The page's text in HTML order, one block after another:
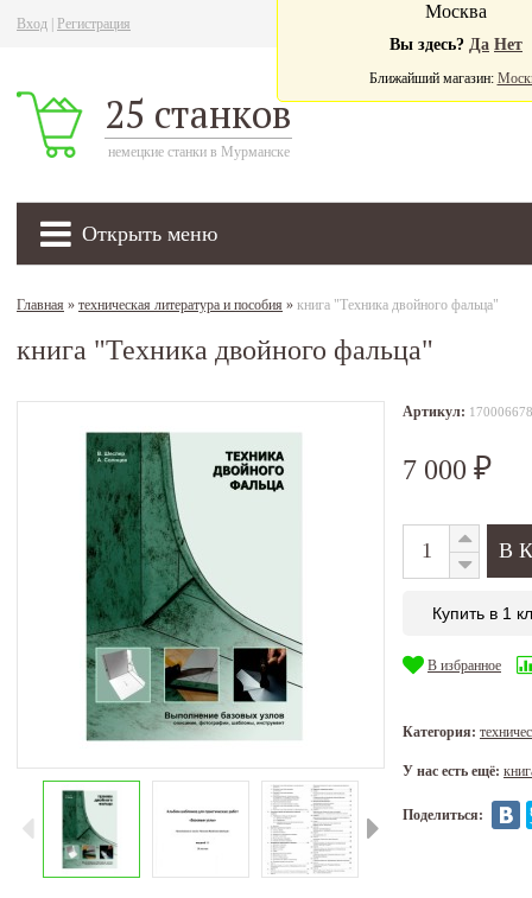
Вход Регистрация
25 станков
немецкие станки в Мурманске
Открыть меню
Москва
Вы здесь? Да Нет
Ближайший магазин:
Главная » техническая литература и пособия » книга "Техника двойного фальца"
книга "Техника двойного фальца"
Артикул:
7 000 ₽
Купить в 1
В избранное
Категория:
У нас есть ещё:
Поделиться: